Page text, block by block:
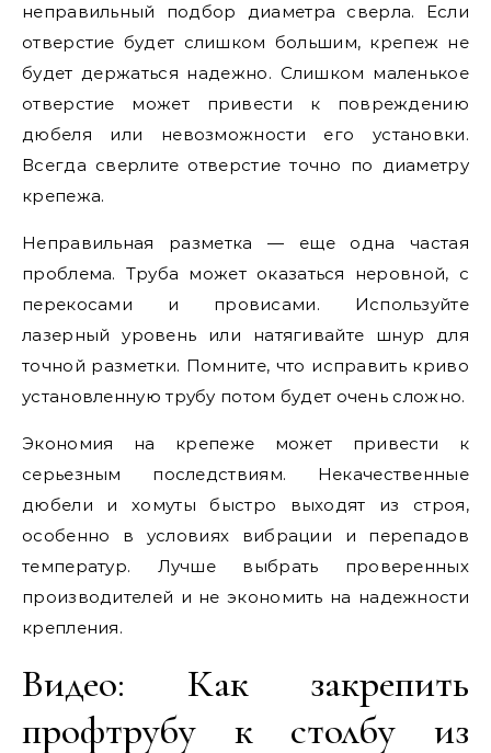
неправильный подбор диаметра сверла. Если
отверстие будет слишком большим, крепеж не
будет держаться надежно. Слишком маленькое
отверстие может привести к повреждению
дюбеля или невозможности его установки.
Всегда сверлите отверстие точно по диаметру
крепежа.
Неправильная разметка — еще одна частая
проблема. Труба может оказаться неровной, с
перекосами и провисами. Используйте
лазерный уровень или натягивайте шнур для
точной разметки. Помните, что исправить криво
установленную трубу потом будет очень сложно.
Экономия на крепеже может привести к
серьезным последствиям. Некачественные
дюбели и хомуты быстро выходят из строя,
особенно в условиях вибрации и перепадов
температур. Лучше выбрать проверенных
производителей и не экономить на надежности
крепления.
Видео: Как закрепить
профтрубу к столбу из